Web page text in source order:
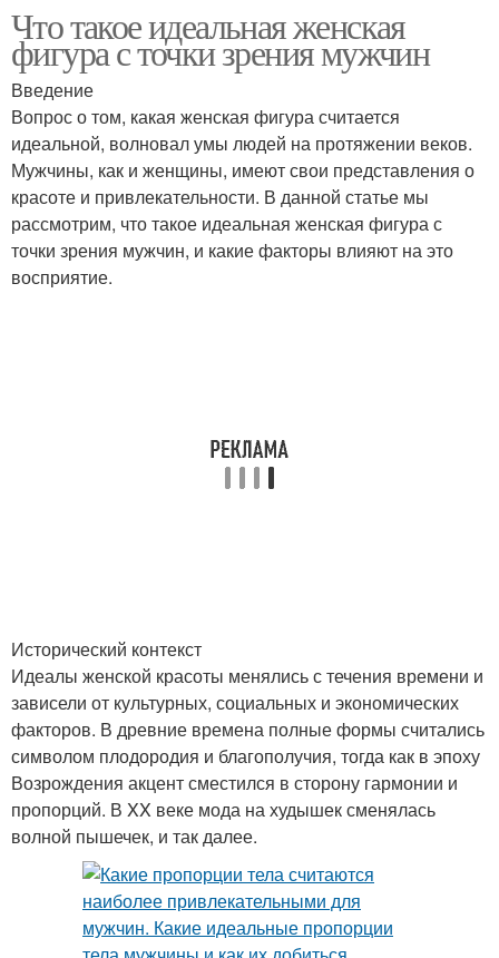
Фигура в зависимости
Что такое идеальная женская
фигура с точки зрения мужчин
Введение
Вопрос о том, какая женская фигура считается
идеальной, волновал умы людей на протяжении веков.
Мужчины, как и женщины, имеют свои представления о
красоте и привлекательности. В данной статье мы
рассмотрим, что такое идеальная женская фигура с
точки зрения мужчин, и какие факторы влияют на это
восприятие.
Исторический контекст
Идеалы женской красоты менялись с течения времени и
зависели от культурных, социальных и экономических
факторов. В древние времена полные формы считались
символом плодородия и благополучия, тогда как в эпоху
Возрождения акцент сместился в сторону гармонии и
пропорций. В XX веке мода на худышек сменялась
волной пышечек, и так далее.